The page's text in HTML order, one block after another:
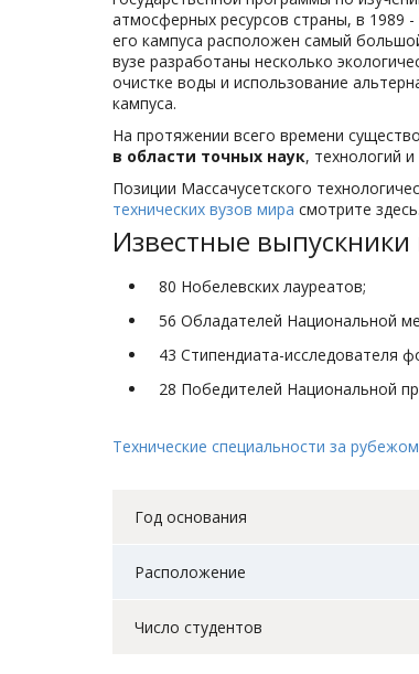
атмосферных ресурсов страны, в 1989
его кампуса расположен самый
вузе разработаны несколько
очистке воды и использование
кампуса.
На протяжении всего времени
в области точных наук, технологий
Позиции Массачусетского
технических вузов мира смотрите здесь.
Известные
80 Нобелевских лауреатов;
56 Обладателей Национальной
43 Стипендиата-исследователя
28 Победителей Национальной
Технические специальности за рубежом
Год основания
Расположение
Число студентов